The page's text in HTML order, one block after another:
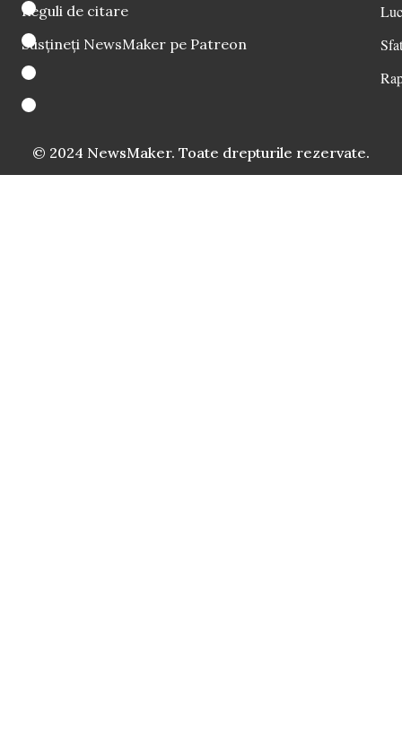
Reguli de citare
Susțineți NewsMaker pe Patreon
© 2024 NewsMaker. Toate drepturile rezervate.